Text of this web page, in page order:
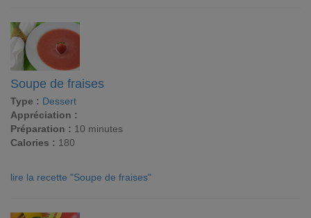
Soupe de fraises
Type : Dessert
Appréciation :
Préparation : 10 minutes
Calories : 180
lire la recette "Soupe de fraises"